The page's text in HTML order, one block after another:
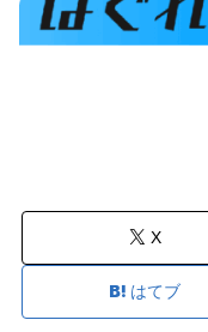
X
はてブ